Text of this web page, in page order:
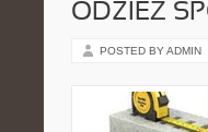
ODZIEŻ
POSTED BY ADMIN